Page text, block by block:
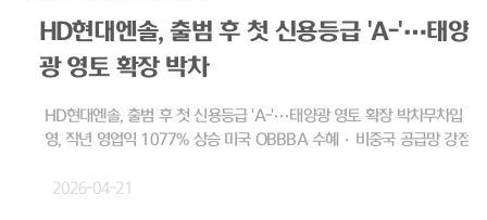
HD현대엔솔, 출범 후 첫 신용등급 'A-'…태양
광 영토 확장 박차
HD현대엔솔, 출범 후 첫 신용등급 'A-'…태양광 영토 확장 박차무차입 경
영, 작년 영업익 1077% 상승 미국 OBBBA 수혜·비중국 공급망 강점 태
처음으로 기업신용 'A' 등급을 획득하며 글로벌 시장 공략을 위한 보폭을 넓
2026-04-21